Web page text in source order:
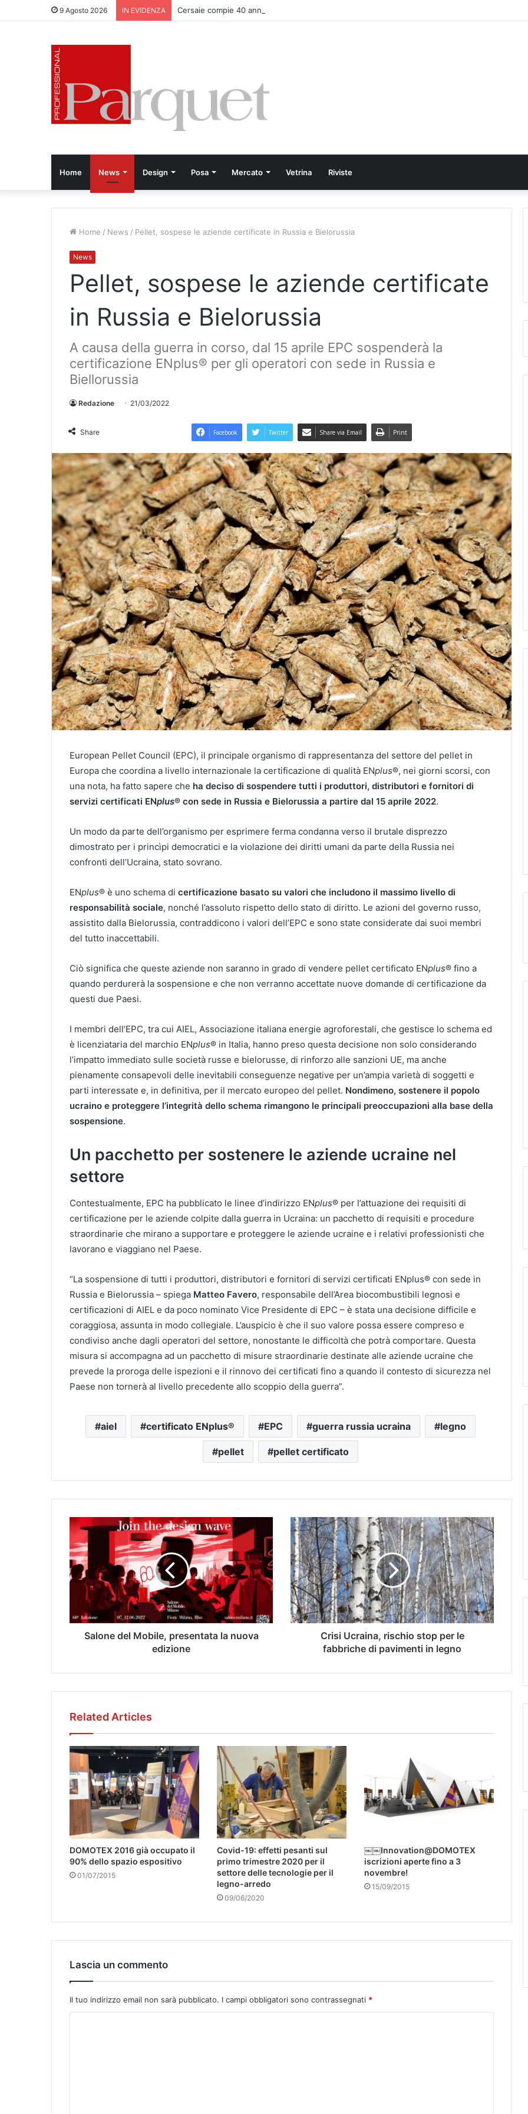
9 Agosto 2026 IN EVIDENZA Cersaie compie 40 anni
Home News Design Posa Mercato Vetrina Riviste
Home / News / Pellet, sospese le aziende certificate in Russia e Bielorussia
News
Pellet, sospese le aziende certificate
in Russia e Bielorussia
A causa della guerra in corso, dal 15 aprile EPC sospenderà la
certificazione ENplus® per gli operatori con sede in Russia e
Biellorussia
Redazione 21/03/2022
Share Facebook Twitter Share via Email Print
European Pellet Council (EPC), il principale organismo di rappresentanza del settore del pellet in
Europa che coordina a livello internazionale la certificazione di qualità ENplus®, nei giorni scorsi, con
una nota, ha fatto sapere che ha deciso di sospendere tutti i produttori, distributori e fornitori di
servizi certificati ENplus® con sede in Russia e Bielorussia a partire dal 15 aprile 2022.
Un modo da parte dell’organismo per esprimere ferma condanna verso il brutale disprezzo
dimostrato per i princìpi democratici e la violazione dei diritti umani da parte della Russia nei
confronti dell’Ucraina, stato sovrano.
ENplus® è uno schema di certificazione basato su valori che includono il massimo livello di
responsabilità sociale, nonché l’assoluto rispetto dello stato di diritto. Le azioni del governo russo,
assistito dalla Bielorussia, contraddicono i valori dell’EPC e sono state considerate dai suoi membri
del tutto inaccettabili.
Ciò significa che queste aziende non saranno in grado di vendere pellet certificato ENplus® fino a
quando perdurerà la sospensione e che non verranno accettate nuove domande di certificazione da
questi due Paesi.
I membri dell’EPC, tra cui AIEL, Associazione italiana energie agroforestali, che gestisce lo schema ed
è licenziataria del marchio ENplus® in Italia, hanno preso questa decisione non solo considerando
l’impatto immediato sulle società russe e bielorusse, di rinforzo alle sanzioni UE, ma anche
pienamente consapevoli delle inevitabili conseguenze negative per un’ampia varietà di soggetti e
parti interessate e, in definitiva, per il mercato europeo del pellet. Nondimeno, sostenere il popolo
ucraino e proteggere l’integrità dello schema rimangono le principali preoccupazioni alla base della
sospensione.
Un pacchetto per sostenere le aziende ucraine nel
settore
Contestualmente, EPC ha pubblicato le linee d’indirizzo ENplus® per l’attuazione dei requisiti di
certificazione per le aziende colpite dalla guerra in Ucraina: un pacchetto di requisiti e procedure
straordinarie che mirano a supportare e proteggere le aziende ucraine e i relativi professionisti che
lavorano e viaggiano nel Paese.
“La sospensione di tutti i produttori, distributori e fornitori di servizi certificati ENplus® con sede in
Russia e Bielorussia – spiega Matteo Favero, responsabile dell’Area biocombustibili legnosi e
certificazioni di AIEL e da poco nominato Vice Presidente di EPC – è stata una decisione difficile e
coraggiosa, assunta in modo collegiale. L’auspicio è che il suo valore possa essere compreso e
condiviso anche dagli operatori del settore, nonostante le difficoltà che potrà comportare. Questa
misura si accompagna ad un pacchetto di misure straordinarie destinate alle aziende ucraine che
prevede la proroga delle ispezioni e il rinnovo dei certificati fino a quando il contesto di sicurezza nel
Paese non tornerà al livello precedente allo scoppio della guerra”.
aiel certificato ENplus® EPC guerra russia ucraina legno
pellet pellet certificato
Salone del Mobile, presentata la nuova
edizione
Crisi Ucraina, rischio stop per le
fabbriche di pavimenti in legno
Related Articles
DOMOTEX 2016 già occupato il
90% dello spazio espositivo
01/07/2015
Covid-19: effetti pesanti sul
primo trimestre 2020 per il
settore delle tecnologie per il
legno-arredo
09/06/2020
￼￼Innovation@DOMOTEX
iscrizioni aperte fino a 3
novembre!
15/09/2015
Lascia un commento
Il tuo indirizzo email non sarà pubblicato. I campi obbligatori sono contrassegnati *